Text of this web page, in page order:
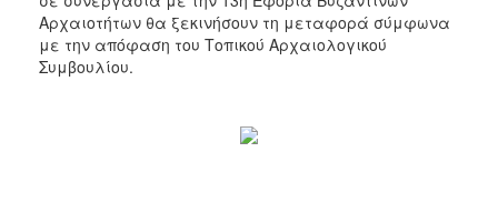
Αρχαιοτήτων θα ξεκινήσουν τη μεταφορά σύμφωνα
με την απόφαση του Τοπικού Αρχαιολογικού
Συμβουλίου.